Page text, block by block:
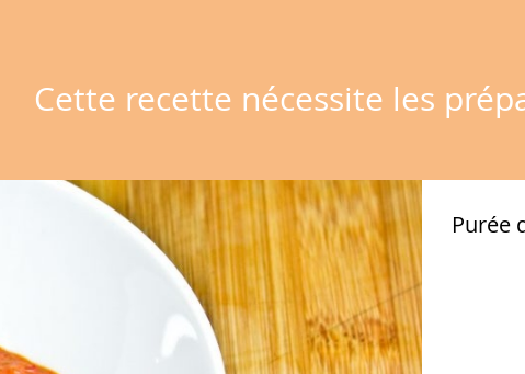
Cette recette nécessite les
Purée